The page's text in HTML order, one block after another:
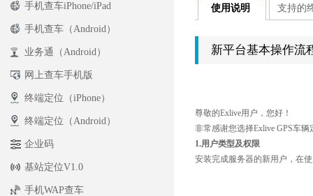
手机查车iPhone/iPad
手机查车（Android）
业务通（Android）
网上查车手机版
终端定位（iPhone）
终端定位（Android）
企业码
基站定位V1.0
手机WAP查车
使用说明 支持的
新平台基本操作流
尊敬的Exlive用户，您好！
非常感谢您选择Exlive GPS车
1.用户类型及权限
安装完成服务器的新用户，在